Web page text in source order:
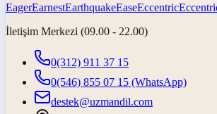
EagerEarnestEarthquakeEaseEccentric
İletişim Merkezi (09.00 - 22.00)
0(312) 911 37 15
0(546) 855 07 15 (WhatsApp)
destek@uzmandil.com